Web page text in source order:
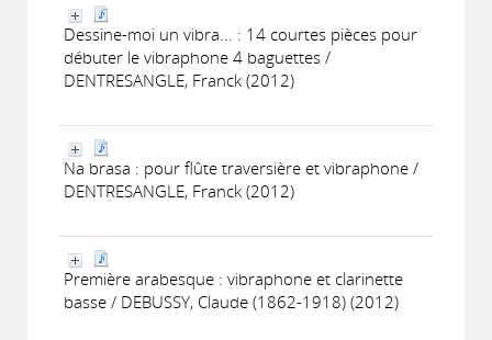
Dessine-moi un vibra... : 14 courtes pièces pour
débuter le vibraphone 4 baguettes /
DENTRESANGLE, Franck (2012)
Na brasa : pour flûte traversière et vibraphone /
DENTRESANGLE, Franck (2012)
Première arabesque : vibraphone et clarinette
basse / DEBUSSY, Claude (1862-1918) (2012)